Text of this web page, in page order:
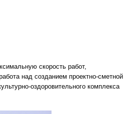
скорость работ,
над созданием проектно-сметной
оздоровительного комплекса